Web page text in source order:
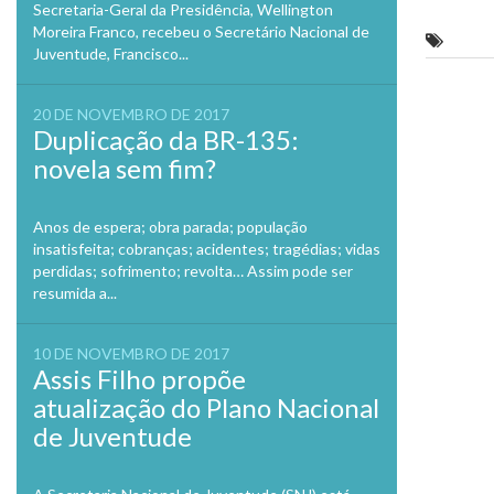
Secretaria-Geral da Presidência, Wellington
Moreira Franco, recebeu o Secretário Nacional de
Juventude, Francisco...
20 DE NOVEMBRO DE 2017
Duplicação da BR-135:
novela sem fim?
Anos de espera; obra parada; população
insatisfeita; cobranças; acidentes; tragédias; vidas
perdidas; sofrimento; revolta… Assim pode ser
resumida a...
10 DE NOVEMBRO DE 2017
Assis Filho propõe
atualização do Plano Nacional
de Juventude